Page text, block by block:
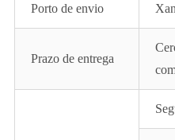
Porto de envio
Prazo de entrega